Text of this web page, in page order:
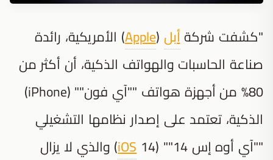
"كشفت شركةأبل (
Apple) الأمريكية، رائدة
صناعة الحاسبات والهواتف الذكية، أن أكثر من
80% من أجهزة هواتف ""آي فون"" (iPhone)
الذكية، تعتمد على إصدار نظامها التشغيلي
""آي أوه إس 14"" (
iOS14) والذي لا يزال